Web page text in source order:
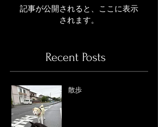
記事が公開されると、ここに表示
されます。
Recent Posts
散歩